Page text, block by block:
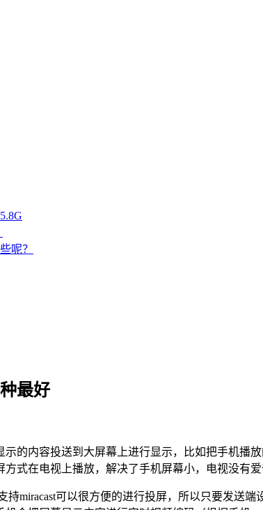
呢？
最好
的内容投送到大屏幕上进行显示，比如把手机播
式在电视上播放，解决了手机屏幕小，电视没有爱
持miracast可以很方便的进行投屏，所以只要发送